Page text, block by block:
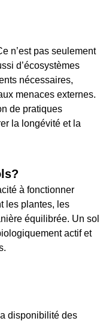
n’est pas seulement
d’écosystèmes
nécessaires,
menaces externes.
de pratiques
la longévité et la
à fonctionner
les plantes, les
équilibrée. Un sol
actif et
disponibilité des